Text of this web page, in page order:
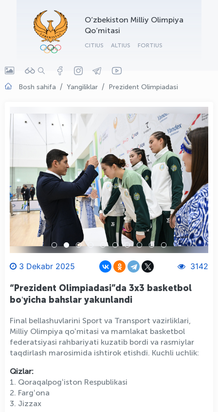
O‘zbekiston Milliy Olimpiya
Qo‘mitasi
CITIUS ALTIUS FORTIUS
Bosh sahifa Yangiliklar Prezident Olimpiadasi
3 Dekabr 2025 3142
“Prezident Olimpiadasi”da 3x3 basketbol
boʻyicha bahslar yakunlandi
Final bellashuvlarini Sport va Transport vazirliklari,
Milliy Olimpiya qoʻmitasi va mamlakat basketbol
federatsiyasi rahbariyati kuzatib bordi va rasmiylar
taqdirlash marosimida ishtirok etishdi. Kuchli uchlik:
Qizlar:
1. Qoraqalpogʻiston Respublikasi
2. Fargʻona
3. Jizzax
OLYMPCHIK AI - yordamchi
Onlayn · olympic.uz